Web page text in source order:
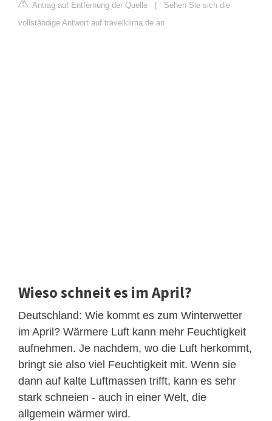
Antrag auf Entfernung der Quelle
Sehen Sie sich die
vollständige Antwort auf travelklima.de an
Wieso schneit es im April?
Deutschland: Wie kommt es zum Winterwetter
im April? Wärmere Luft kann mehr Feuchtigkeit
aufnehmen. Je nachdem, wo die Luft herkommt,
bringt sie also viel Feuchtigkeit mit. Wenn sie
dann auf kalte Luftmassen trifft, kann es sehr
stark schneien - auch in einer Welt, die
allgemein wärmer wird.